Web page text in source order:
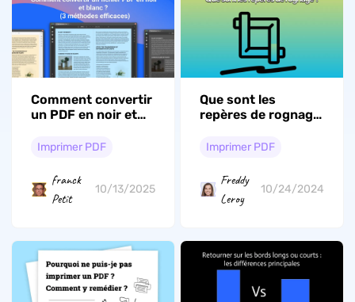
Comment convertir
un PDF en noir et
efficaces)
Imprimer PDF
franck
Petit
10/13/2025
Que sont les
repères de rognage
des repères de
PDF
Imprimer PDF
Freddy
Leroy
10/24/2024